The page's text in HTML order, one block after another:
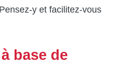
y et facilitez-vous
base de